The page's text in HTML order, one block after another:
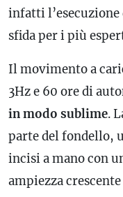
infatti
sfida per i più
Il movimento a
3Hz e 60 ore di
in modo sublime.
parte del fondello,
incisi a mano con
ampiezza